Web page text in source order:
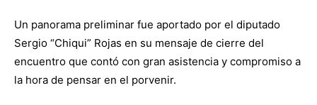
Un panorama preliminar fue aportado por el diputado
Sergio “Chiqui” Rojas en su mensaje de cierre del
encuentro que contó con gran asistencia y compromiso a
la hora de pensar en el porvenir.